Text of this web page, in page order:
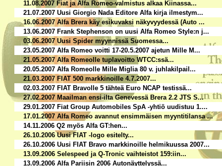
11.08.2007 Fiat ja Alfa Romeo-valmistus alkaa Kiinassa...
21.07.2007 Uusi Giorgio Nada Editore Alfa kirja ilmestym...
16.06.2007 Alfa Brera käy esikuvaksi näkyvyydessä (Auto ...
13.06.2007 Frank Stephenson on uusi Alfa Romeo Style:n j...
03.06.2007 Uusi Spider myynnissä Suomessa...
23.05.2007 Alfa Romeo voitti 17-20.5.2007 ajetun Mille M...
21.05.2007 Alfa Romeolle tuplavoitto WTCC:ssä...
20.05.2007 Alfa Romeolle Mille Miglia 80 v. juhlakilpail...
21.03.2007 FIAT 500 markkinoille 4.7.2007...
02.03.2007 FIAT Bravolle 5 tähteä Euro NCAP testissä...
27.02.2007 Maailman ensi-ilta Genevessä Brera 2.2 JTS S...
29.01.2007 Fiat Group Automobiles SpA -yhtiö uudistuu 1....
17.01.2007 Alfa Romeo avannut ensimmäisen myyntitilansa ...
14.11.2006 Q2 myös Alfa GT:hen...
26.10.2006 Uusi FIAT -logo esitelty...
26.10.2006 Uusi FIAT Bravo markkinoille helmikuussa 2007...
13.09.2006 Selespeed ja Q-Tronic vaihteistot 159:iin...
13.09.2006 Alfa Pariisin 2006 Autonäyttelyssä...